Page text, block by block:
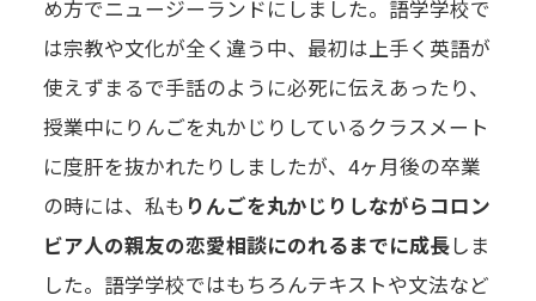
め方でニュージーランドにしました。語学学校で
は宗教や文化が全く違う中、最初は上手く英語が
使えずまるで手話のように必死に伝えあったり、
授業中にりんごを丸かじりしているクラスメート
に度肝を抜かれたりしましたが、4ヶ月後の卒業
の時には、私も りんごを丸かじりしながらコロン
ビア人の親友の恋愛相談にのれるまでに成長しま
した。語学学校ではもちろんテキストや文法など